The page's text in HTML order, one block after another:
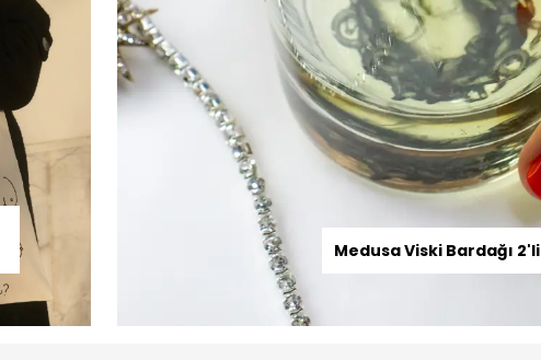
Medusa Viski Bardağı 2'li